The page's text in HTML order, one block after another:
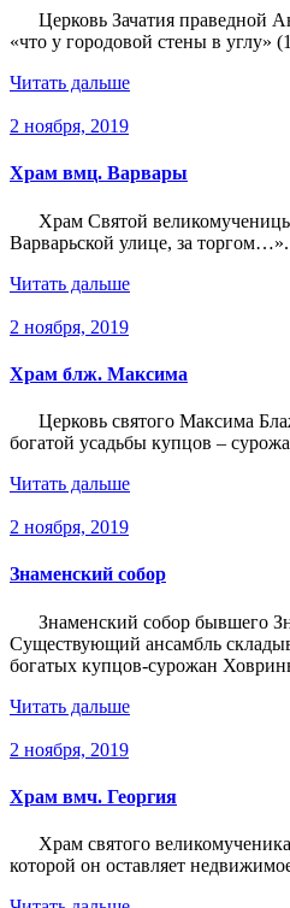
Церковь Зачатия праведной
«что у городовой стены в углу»
Читать дальше
2 ноября, 2019
Храм вмц. Варвары
Храм Святой
Варварьской улице, за
Читать дальше
2 ноября, 2019
Храм блж. Максима
Церковь святого Максима
богатой усадьбы купцов –
Читать дальше
2 ноября, 2019
Знаменский собор
Знаменский собор бывшего
Существующий ансамбль
богатых купцов-сурожан
Читать дальше
2 ноября, 2019
Храм вмч. Георгия
Храм святого
которой он оставляет